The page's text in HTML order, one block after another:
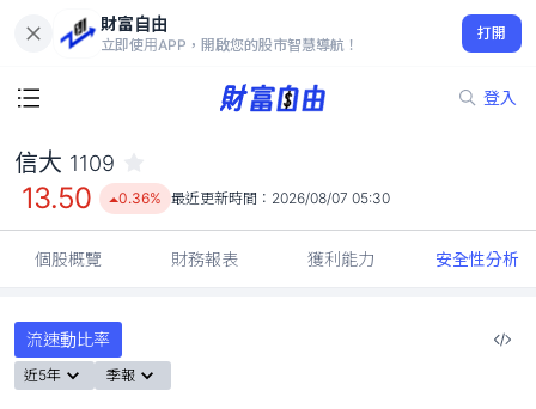
財富自由
立即使用APP，開啟您的股市智慧導航！
打開
登入
13.50
0.36%
信大 1109
13.50 0.36% 最近更新時間： 2026/08/07 05:30
個股概覽 財務報表 獲利能力 安全性分析
流速動比率
近5年 季報